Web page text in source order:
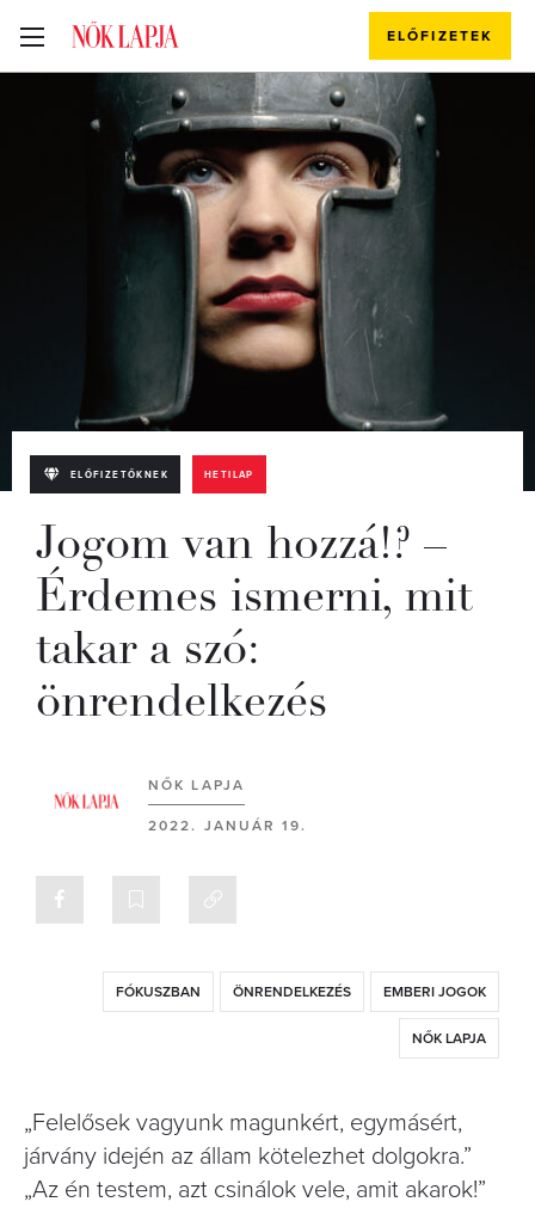
ELŐFIZETEK
ELŐFIZETŐKNEK HETILAP
Jogom van hozzá!? –
Érdemes ismerni, mit
takar a szó:
önrendelkezés
NŐK LAPJA
2022. JANUÁR 19.
FÓKUSZBAN ÖNRENDELKEZÉS EMBERI JOGOK
NŐK LAPJA
„Felelősek vagyunk magunkért, egymásért,
járvány idején az állam kötelezhet dolgokra.”
„Az én testem, azt csinálok vele, amit akarok!”